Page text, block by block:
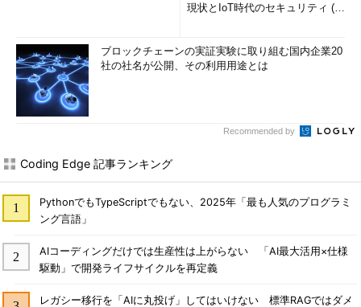
現状とIoT時代のセキュリティ (1/
ブロックチェーンの実証実験に取り組む国内企業20
社の社名が公開、その利用用途とは
Recommended by
Coding Edge 記事ランキング
PythonでもTypeScriptでもない、2025年「最も人気のプログラミ
ング言語」
AIコーディングだけでは生産性は上がらない 「AI最大活用×仕様
駆動」で開発ライフサイクルを再定義
レガシー移行を「AIに丸投げ」してはいけない 標準RAGではダメ